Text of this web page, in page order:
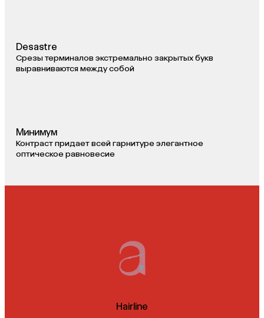
Desastre
Срезы терминалов экстремально закрытых букв
выравниваются между собой
Минимум
Контраст придает всей гарнитуре элегантное
оптическое равновесие
Hairline